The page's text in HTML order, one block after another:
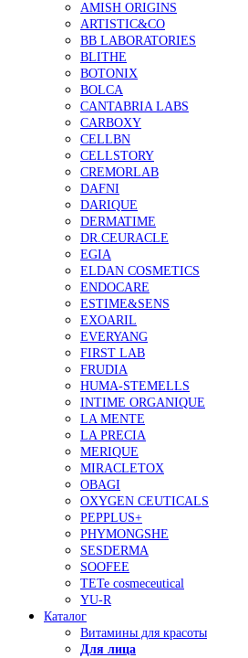
AMISH ORIGINS
ARTISTIC&CO
BB LABORATORIES
BLITHE
BOTONIX
BOLCA
CANTABRIA LABS
CARBOXY
CELLBN
CELLSTORY
CREMORLAB
DAFNI
DARIQUE
DERMATIME
DR.CEURACLE
EGIA
ELDAN COSMETICS
ENDOCARE
ESTIME&SENS
EXOARIL
EVERYANG
FIRST LAB
FRUDIA
HUMA-STEMELLS
INTIME ORGANIQUE
LA MENTE
LA PRECIA
MERIQUE
MIRACLETOX
OBAGI
OXYGEN CEUTICALS
PEPPLUS+
PHYMONGSHE
SESDERMA
SOOFEE
TETe cosmeceutical
YU-R
Каталог
Витамины для красоты
Для лица